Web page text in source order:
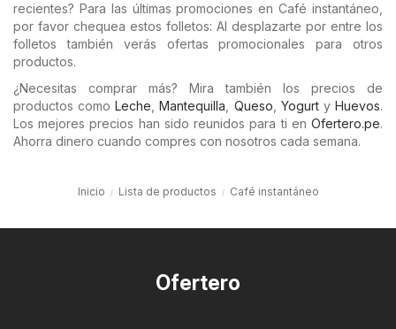
recientes? Para las últimas promociones en Café instantáneo,
por favor chequea estos folletos: Al desplazarte por entre los
folletos también verás ofertas promocionales para otros
productos.
¿Necesitas comprar más? Mira también los precios de
productos comoLeche ,Mantequilla Queso YogurtyHuevos.
Los mejores precios han sido reunidos para ti en Ofertero.pe.
Ahorra dinero cuando compres con nosotros cada semana.
Inicio Lista de productos Café instantáneo
Ofertero